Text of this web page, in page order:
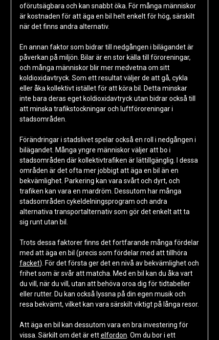
oförutsägbara och kan snabbt öka. För många människor
är kostnaden för att äga en bil helt enkelt för hög, särskilt
när det finns andra alternativ.
En annan faktor som bidrar till nedgången i bilägandet är
påverkan på miljön. Bilar är en stor källa till föroreningar,
och många människor blir mer medvetna om sitt
koldioxidavtryck. Som ett resultat väljer de att gå, cykla
eller åka kollektivt istället för att köra bil. Detta minskar
inte bara deras eget koldioxidavtryck utan bidrar också till
att minska trafikstockningar och luftföroreningar i
stadsområden.
Förändringar i stadslivet spelar också en roll i nedgången i
bilägandet. Många yngre människor väljer att bo i
stadsområden där kollektivtrafiken är lättillgänglig. I dessa
områden är det ofta mer jobbigt att äga en bil än en
bekvämlighet. Parkering kan vara svårt och dyrt, och
trafiken kan vara en mardröm. Dessutom har många
stadsområden cykeldelningsprogram och andra
alternativa transportalternativ som gör det enkelt att ta
sig runt utan bil.
Trots dessa faktorer finns det fortfarande många fördelar
med att äga en bil (precis som fördelar med att tillhöra
facket). För det första ger det en nivå av bekvämlighet och
frihet som är svår att matcha. Med en bil kan du åka vart
du vill, när du vill, utan att behöva oroa dig för tidtabeller
eller rutter. Du kan också lyssna på din egen musik och
resa bekvämt, vilket kan vara särskilt viktigt på långa resor.
Att äga en bil kan dessutom vara en bra investering för
vissa. Särkilt om det är ettelfordon . Om du bor i ett